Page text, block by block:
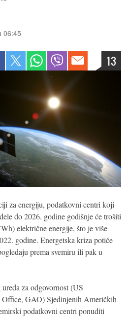
06:45
13
za energiju, podatkovni centri koji
do 2026. godine godišnje će trošiti
električne energije, što je više
godine. Energetska kriza potiče
prema svemiru ili pak u
za odgovornost (US
GAO) Sjedinjenih Američkih
podatkovni centri ponuditi